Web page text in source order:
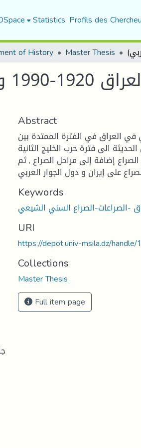
Statistics Profils des
of History Master Thesis
Abstract
في العراق في الفترة الممتدة بين
الحديثة الى فترة حرب الخليج الثانية
إضافة إلى مراحل الصراع , ثم
على إيران و دول الجوار العربي
Keywords
-الصراعات-الصراع السني الشيعي
URI
https://depot.univ-msila.dz/
Collections
Master Thesis
Full item page